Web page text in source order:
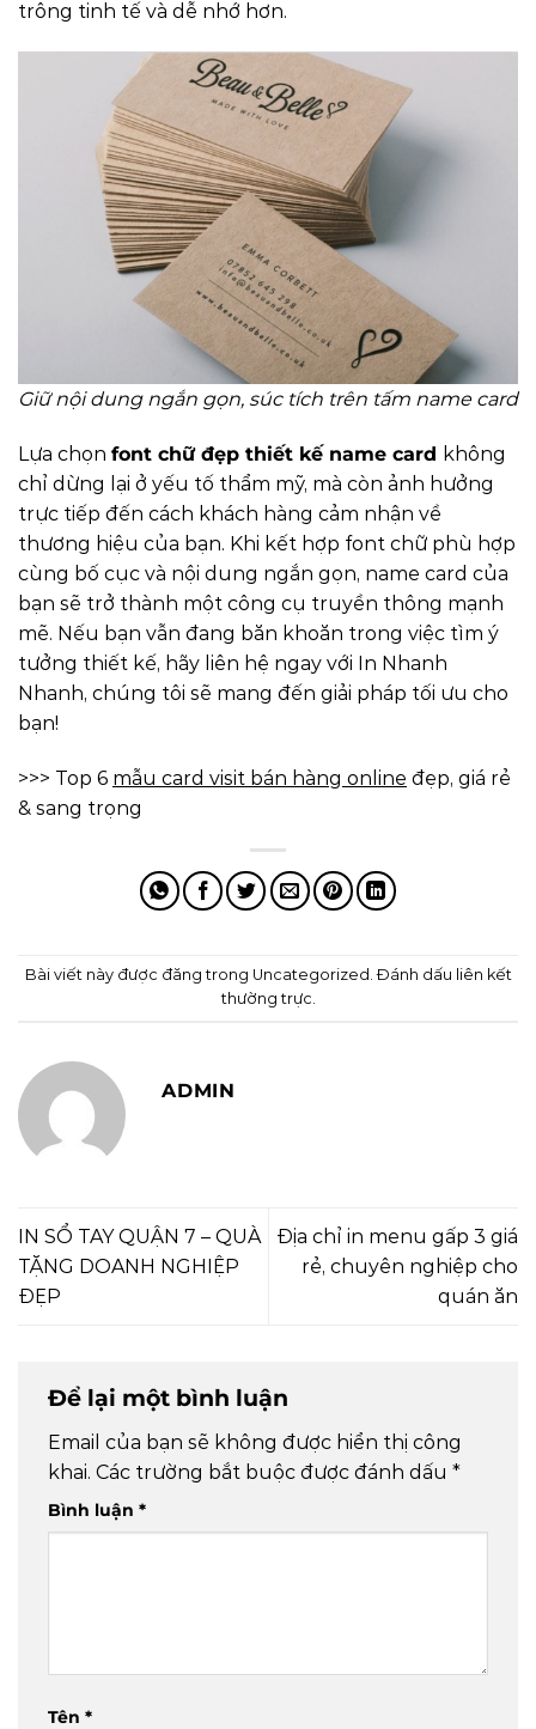
trông tinh tế và dễ nhớ hơn.
Giữ nội dung ngắn gọn, súc tích trên tấm name card
Lựa chọn font chữ đẹp thiết kế name card không
chỉ dừng lại ở yếu tố thẩm mỹ, mà còn ảnh hưởng
trực tiếp đến cách khách hàng cảm nhận về
thương hiệu của bạn. Khi kết hợp font chữ phù hợp
cùng bố cục và nội dung ngắn gọn, name card của
bạn sẽ trở thành một công cụ truyền thông mạnh
mẽ. Nếu bạn vẫn đang băn khoăn trong việc tìm ý
tưởng thiết kế, hãy liên hệ ngay với In Nhanh
Nhanh, chúng tôi sẽ mang đến giải pháp tối ưu cho
bạn!
>>> Top 6 mẫu card visit bán hàng online đẹp, giá rẻ
& sang trọng
Bài viết này được đăng trong Uncategorized . Đánh dấu liên kết
thường trực.
ADMIN
IN SỔ TAY QUẬN 7 – QUÀ
TẶNG DOANH NGHIỆP
ĐẸP
Địa chỉ in menu gấp 3 giá
rẻ, chuyên nghiệp cho
quán ăn
Để lại một bình luận
Email của bạn sẽ không được hiển thị công
khai. Các trường bắt buộc được đánh dấu *
Bình luận *
Tên *